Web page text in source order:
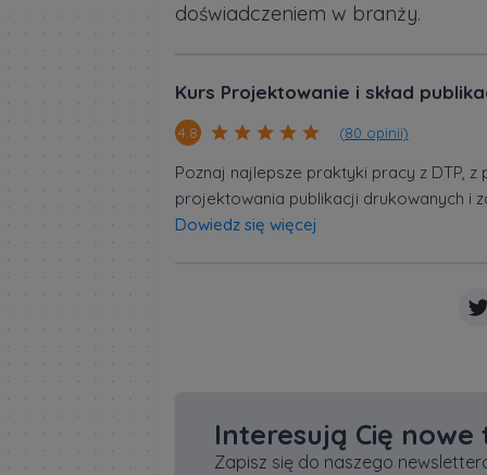
doświadczeniem w branży.
Kurs Projektowanie i skład
4.8 (80 opinii)
Poznaj najlepsze praktyki pracy z DTP,
projektowania publikacji drukowanych i
Dowiedz się więcej
Interesują Cię nowe
Zapisz się do naszego